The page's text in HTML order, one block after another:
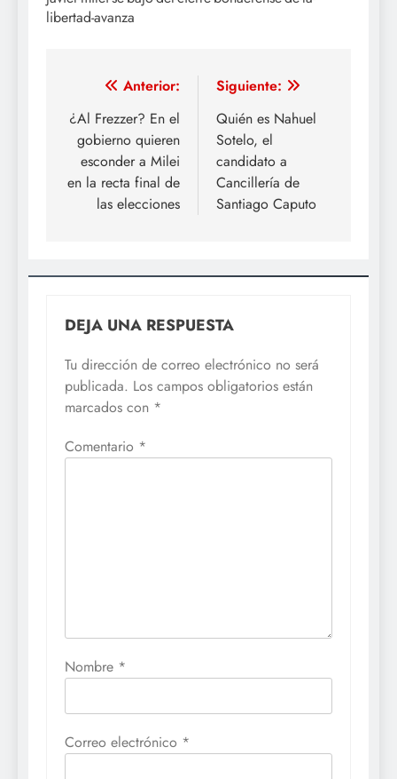
libertad-avanza
Navegación
de
entradas
Anterior:
¿Al Frezzer? En el
gobierno quieren
esconder a Milei
en la recta final de
las elecciones
Siguiente:
Quién es Nahuel
Sotelo, el
candidato a
Cancillería de
Santiago Caputo
DEJA UNA RESPUESTA
Tu dirección de correo electrónico no será
publicada. Los campos obligatorios están
marcados con *
Comentario *
Nombre *
Correo electrónico *